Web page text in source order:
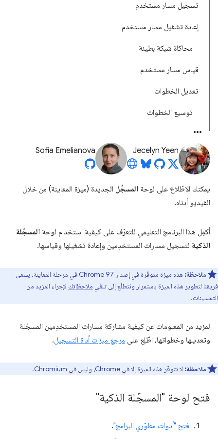
تسجيل مسار مستخدم
إعادة تشغيل مسار مستخدم
محاكاة شبكة بطيئة
قياس مسار مستخدم
تعديل الخطوات
توسيع الخطوات
Jecelyn Yeen
Sofia Emelianova
يمكنك الاطّلاع على لوحة المسجِّل الجديدة (ميزة المعاينة) من خلال
الفيديو أدناه.
أكمِل هذا البرنامج التعليمي للتعرّف على كيفية استخدام لوحة المسجّلة
الذكية لتسجيل مسارات المستخدِمين وإعادة تشغيلها وقياسها.
ملاحظة:
هذه ميزة متوفّرة في إصدار Chrome 97 في مرحلة المعاينة. يسعى
فريقنا لتطوير هذه الميزة باستمرار ونتطلّع إلى تلقّي ملاحظاتك لإجراء المزيد من
التحسينات.
لمزيد من المعلومات عن كيفية مشاركة مسارات المستخدِمين المسجّلة
وتعديلها وخطواتها، اطّلِع على مرجع ميزات أداة التسجيل.
ملاحظة: لا تتوفّر هذه الميزة إلا في Chrome، وليس في Chromium.
فتح لوحة "المسجّلة الذكية"
افتح "أدوات مطوّري البرامج".